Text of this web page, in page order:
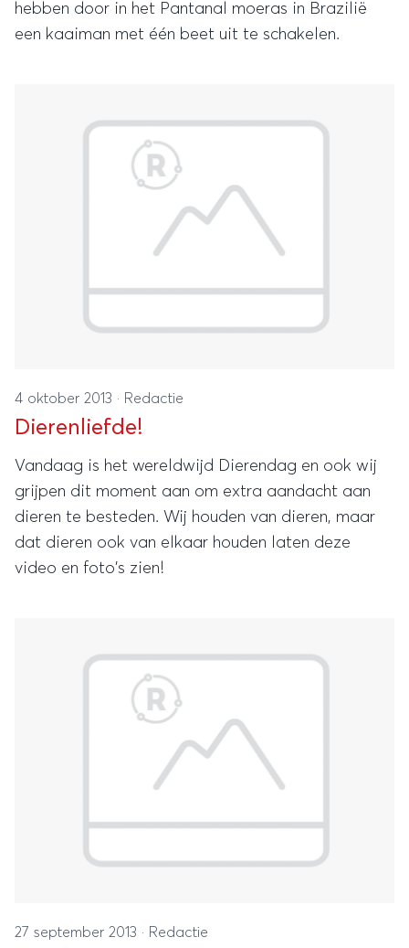
hebben door in het Pantanal moeras in Brazilië
een kaaiman met één beet uit te schakelen.
4 oktober 2013 · Redactie
Dierenliefde!
Vandaag is het wereldwijd Dierendag en ook wij
grijpen dit moment aan om extra aandacht aan
dieren te besteden. Wij houden van dieren, maar
dat dieren ook van elkaar houden laten deze
video en foto's zien!
27 september 2013 · Redactie